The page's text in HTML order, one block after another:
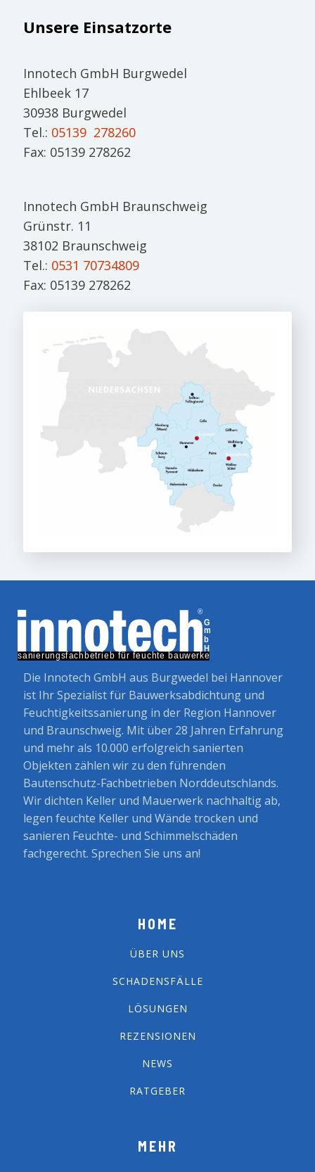
Unsere Einsatzorte
Innotech GmbH Burgwedel
Ehlbeek 17
30938 Burgwedel
Tel.: 05139 278260
Fax: 05139 278262
Innotech GmbH Braunschweig
Grünstr. 11
38102 Braunschweig
Tel.: 0531 70734809
Fax: 05139 278262
Die Innotech GmbH aus Burgwedel bei Hannover
ist Ihr Spezialist für Bauwerksabdichtung und
Feuchtigkeitssanierung in der Region Hannover
und Braunschweig. Mit über 28 Jahren Erfahrung
und mehr als 10.000 erfolgreich sanierten
Objekten zählen wir zu den führenden
Bautenschutz-Fachbetrieben Norddeutschlands.
Wir dichten Keller und Mauerwerk nachhaltig ab,
legen feuchte Keller und Wände trocken und
sanieren Feuchte- und Schimmelschäden
fachgerecht. Sprechen Sie uns an!
HOME
ÜBER UNS
SCHADENSFÄLLE
LÖSUNGEN
REZENSIONEN
NEWS
RATGEBER
MEHR